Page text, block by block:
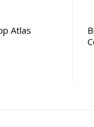
Atlas